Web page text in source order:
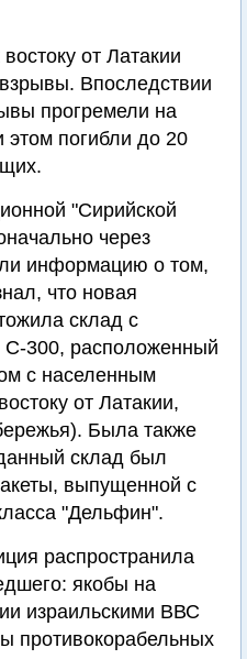
от Латакии
Впоследствии
прогремели на
погибли до 20
"Сирийской
через
информацию о том,
что новая
склад с
C-300, расположенный
с населенным
от Латакии,
Была также
склад был
выпущенной с
"Дельфин".
распространила
якобы на
израильскими ВВС
противокорабельных